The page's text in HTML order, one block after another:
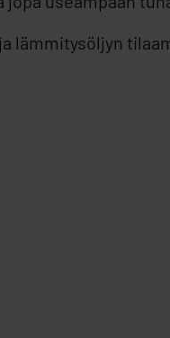
lämmitysöljyn